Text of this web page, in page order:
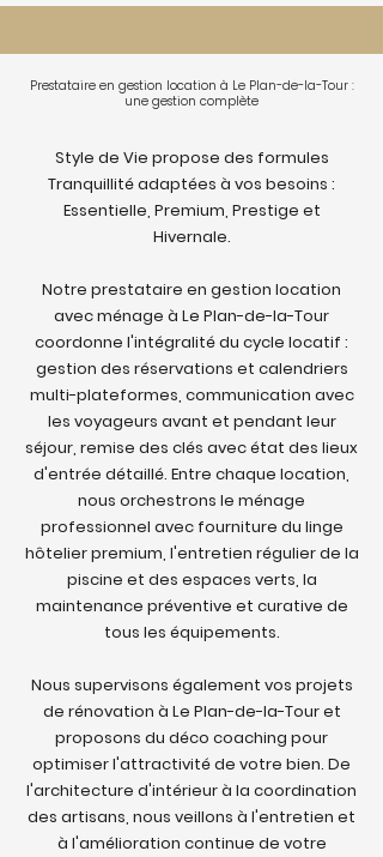
Prestataire en gestion location à Le Plan-de-la-Tour :
une gestion complète
Style de Vie propose des formules
Tranquillité adaptées à vos besoins :
Essentielle, Premium, Prestige et
Hivernale.
Notre prestataire en gestion location
avec ménage à Le Plan-de-la-Tour
coordonne l'intégralité du cycle locatif :
gestion des réservations et calendriers
multi-plateformes, communication avec
les voyageurs avant et pendant leur
séjour, remise des clés avec état des lieux
d'entrée détaillé. Entre chaque location,
nous orchestrons le ménage
professionnel avec fourniture du linge
hôtelier premium, l'entretien régulier de la
piscine et des espaces verts, la
maintenance préventive et curative de
tous les équipements.
Nous supervisons également vos projets
de rénovation à Le Plan-de-la-Tour et
proposons du déco coaching pour
optimiser l'attractivité de votre bien. De
l'architecture d'intérieur à la coordination
des artisans, nous veillons à l'entretien et
à l'amélioration continue de votre